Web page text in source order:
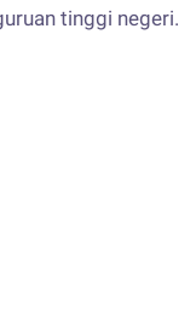
tinggi negeri.